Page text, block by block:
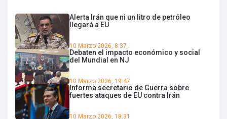
Alerta Irán que ni un litro de petróleo
llegará a EU
10 Marzo 2026, 8:37
Debaten el impacto económico y social
del Mundial en NJ
10 Marzo 2026, 19:47
Informa secretario de Guerra sobre
fuertes ataques de EU contra Irán
10 Marzo 2026, 18:31